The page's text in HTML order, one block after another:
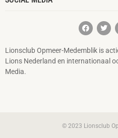
Lionsclub Opmeer-Medemblik is
Lions Nederland en internationaal
Media.
© 2023 Lionsclub